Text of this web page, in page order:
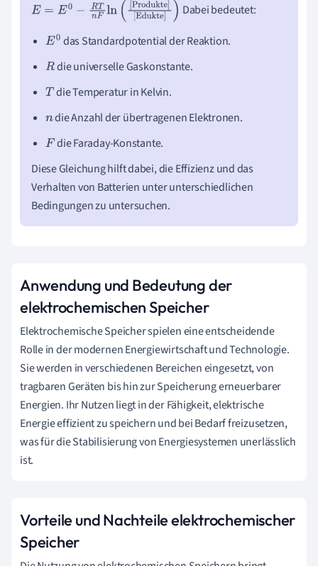
E= E0 −RTnFln([Produkte]
[Edukte]
Dabei bedeutet:
E0 das Standardpotential der Reaktion.
R die universelle Gaskonstante.
T die Temperatur in Kelvin.
ndie Anzahl der übertragenen Elektronen.
F die Faraday-Konstante.
Diese Gleichung hilft dabei, die Effizienz und das
Verhalten von Batterien unter unterschiedlichen
Bedingungen zu untersuchen.
Anwendung und Bedeutung der
elektrochemischen Speicher
Elektrochemische Speicher spielen eine entscheidende
Rolle in der modernen Energiewirtschaft und Technologie.
Sie werden in verschiedenen Bereichen eingesetzt, von
tragbaren Geräten bis hin zur Speicherung erneuerbarer
Energien. Ihr Nutzen liegt in der Fähigkeit, elektrische
Energie effizient zu speichern und bei Bedarf freizusetzen,
was für die Stabilisierung von Energiesystemen unerlässlich
ist.
Vorteile und Nachteile elektrochemischer
Speicher